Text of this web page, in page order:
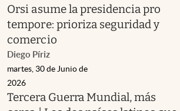
Orsi asume la presidencia pro
tempore: prioriza seguridad y
comercio
Diego Píriz
martes, 30 de Junio de
2026
Tercera Guerra Mundial, más